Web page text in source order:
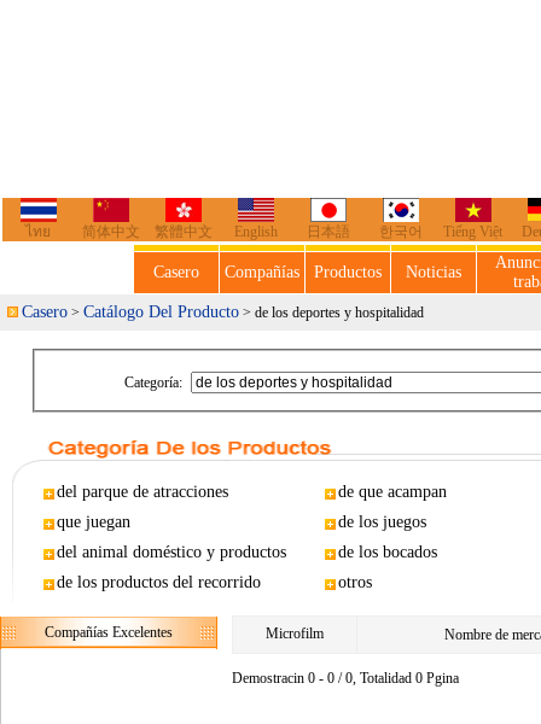
ไทย 简体中文 繁體中文 English 日本語 한국어 Tiếng Việt
Casero Compañías Productos Noticias
Casero > Catálogo Del Producto > de los deportes y hospitalidad
Categoría:
del parque de atracciones
de que acampan
que juegan
de los juegos
del animal doméstico y productos
de los bocados
de los productos del recorrido
otros
Compañías Excelentes Microfilm Nombre de
Demostracin 0 - 0 / 0, Totalidad 0 Pgina